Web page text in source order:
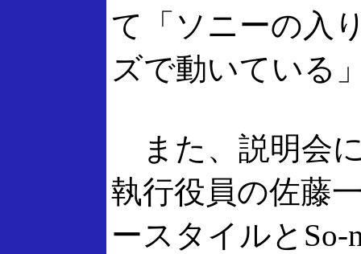
て「ソニーの入
ズで動いている
また、説明会
執行役員の佐藤
ースタイルと